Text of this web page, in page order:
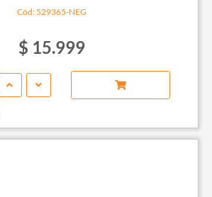
Cód: 529365-NEG
$ 15.999